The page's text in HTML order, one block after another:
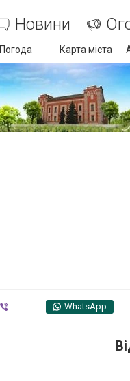
Новини
Погода Карта міста
WhatsApp